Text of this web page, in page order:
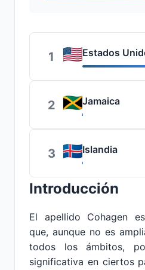
1 Estados
2 Jamaica
3 Islandia
Introducción
El apellido Cohagen
que, aunque no es
todos los ámbitos,
significativa en ciertos